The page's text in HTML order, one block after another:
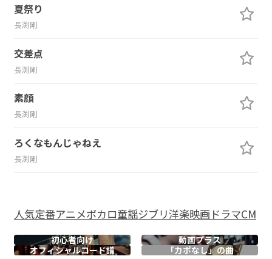
夏祭り
長渕剛
交差点
長渕剛
素顔
長渕剛
ろくなもんじゃねえ
長渕剛
人気定番アニメボカロ童謡ジブリ洋楽映画ドラマCM
初心者向け
動画プラス
オフィシャルコード譜 「カポなし」の曲